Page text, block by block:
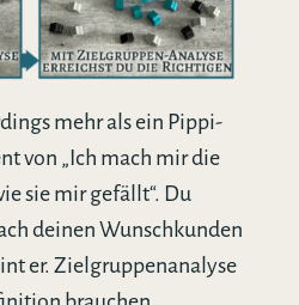
mehr als ein Pippi-
von „Ich mach mir die
sie mir gefällt“. Du
deinen Wunschkunden
er. Zielgruppenanalyse